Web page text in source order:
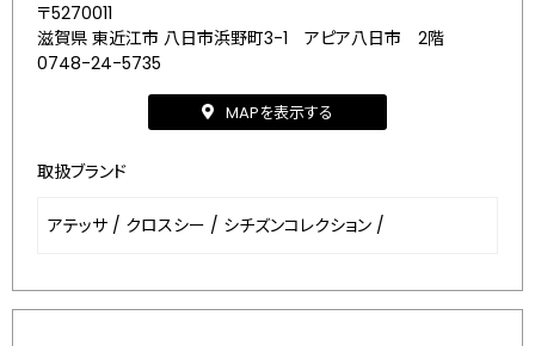
〒5270011
滋賀県 東近江市 八日市浜野町3-1 アピア八日市 2階
0748-24-5735
MAPを表示する
取扱ブランド
アテッサ / クロスシー / シチズンコレクション /